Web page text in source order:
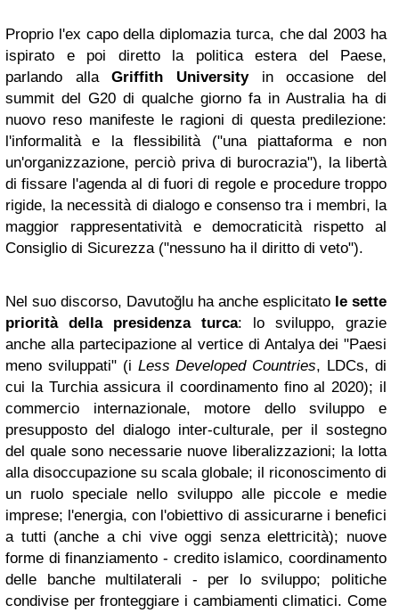
Proprio l'ex capo della diplomazia turca, che dal 2003 ha
ispirato e poi diretto la politica estera del Paese,
parlando allaGriffith Universityin occasione del
summit del G20 di qualche giorno fa in Australia ha di
nuovo reso manifeste le ragioni di questa predilezione:
l'informalità e la flessibilità ("una piattaforma e non
un'organizzazione, perciò priva di burocrazia"), la libertà
di fissare l'agenda al di fuori di regole e procedure troppo
rigide, la necessità di dialogo e consenso tra i membri, la
maggior rappresentatività e democraticità rispetto al
Consiglio di Sicurezza ("nessuno ha il diritto di veto").
Nel suo discorso, Davutoğlu ha anche esplicitato le sette
priorità della presidenza turca: lo sviluppo, grazie
anche alla partecipazione al vertice di Antalya dei "Paesi
meno sviluppati" (i Less Developed Countries, LDCs, di
cui la Turchia assicura il coordinamento fino al 2020); il
commercio internazionale, motore dello sviluppo e
presupposto del dialogo inter-culturale, per il sostegno
del quale sono necessarie nuove liberalizzazioni; la lotta
alla disoccupazione su scala globale; il riconoscimento di
un ruolo speciale nello sviluppo alle piccole e medie
imprese; l'energia, con l'obiettivo di assicurarne i benefici
a tutti (anche a chi vive oggi senza elettricità); nuove
forme di finanziamento - credito islamico, coordinamento
delle banche multilaterali - per lo sviluppo; politiche
condivise per fronteggiare i cambiamenti climatici. Come